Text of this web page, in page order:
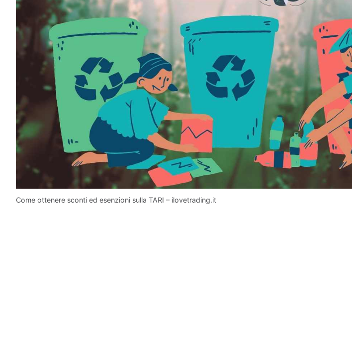
Come ottenere sconti ed esenzioni sulla TARI – ilovetrading.it